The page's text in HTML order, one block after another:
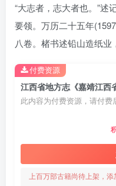
“大志者，志大者也。”述
要领。万历二十五年
八卷。楮书述铅山造纸业
此内容为付费资源，请付费
上百万部古籍尚待上架，
付费资源